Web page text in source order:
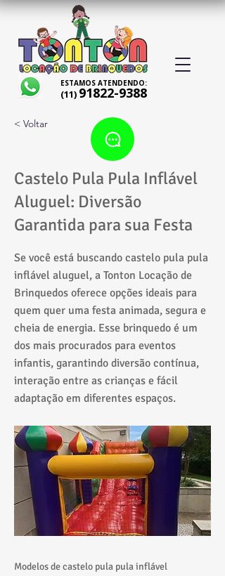
ESTAMOS ATENDENDO:
(11) 91822-9388
< Voltar
Castelo Pula Pula Inflável
Aluguel: Diversão
Garantida para sua Festa
Se você está buscando castelo pula pula
inflável aluguel, a Tonton Locação de
Brinquedos oferece opções ideais para
quem quer uma festa animada, segura e
cheia de energia. Esse brinquedo é um
dos mais procurados para eventos
infantis, garantindo diversão contínua,
interação entre as crianças e fácil
adaptação em diferentes espaços.
Modelos de castelo pula pula inflável